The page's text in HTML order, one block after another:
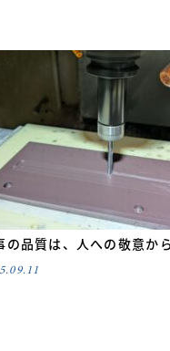
の品質は、人への敬意か